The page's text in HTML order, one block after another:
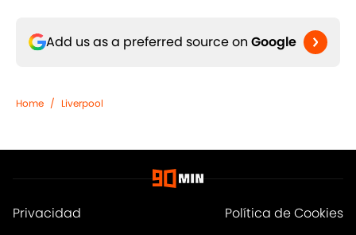
Add us as a preferred source on Google
Home / Liverpool
Privacidad
Política de Cookies